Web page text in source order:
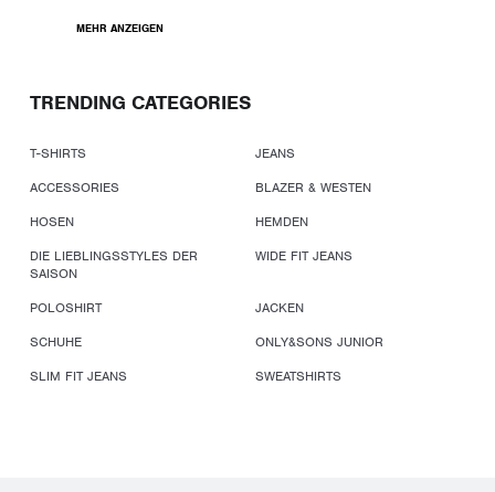
MEHR ANZEIGEN
TRENDING CATEGORIES
T-SHIRTS
JEANS
ACCESSORIES
BLAZER & WESTEN
HOSEN
HEMDEN
DIE LIEBLINGSSTYLES DER
SAISON
WIDE FIT JEANS
POLOSHIRT
JACKEN
SCHUHE
ONLY&SONS JUNIOR
SLIM FIT JEANS
SWEATSHIRTS